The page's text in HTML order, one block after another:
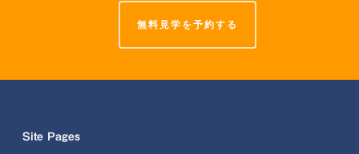
無料見学を予約する
Site Pages